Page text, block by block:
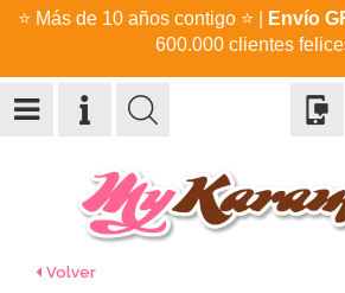
⭐ Más de 10 años contigo ⭐ Envío
600.000 clientes
Volver